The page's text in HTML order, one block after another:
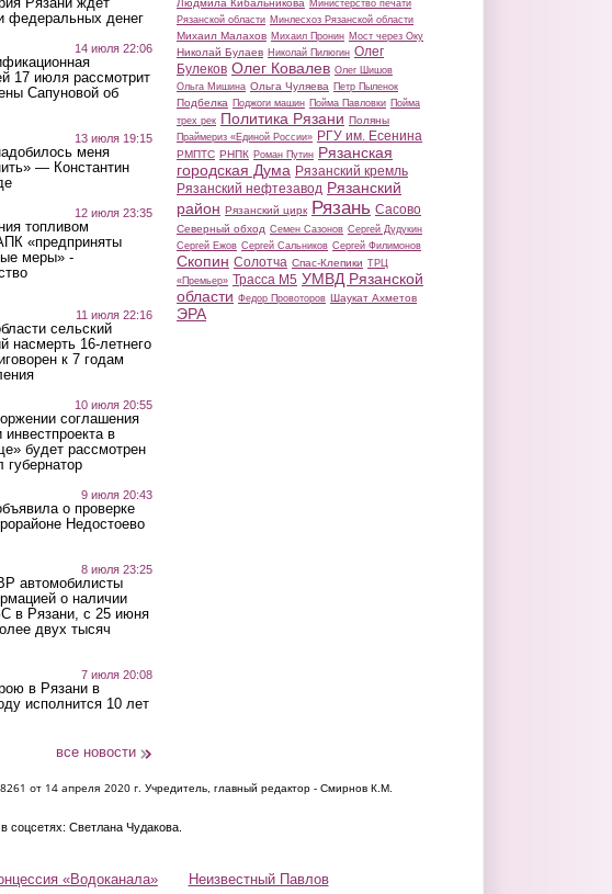
федеральных денег
14 июля 22:06
17 июля рассмотрит
Сапуновой об
13 июля 19:15
меня
— Константин
12 июля 23:35
топливом
«предприняты
меры» -
11 июля 22:16
сельский
насмерть 16-летнего
к 7 годам
10 июля 20:55
соглашения
в
будет рассмотрен
губернатор
9 июля 20:43
о проверке
Недостоево
8 июля 23:25
автомобилисты
о наличии
в Рязани, с 25 июня
двух тысяч
7 июля 20:08
в Рязани в
исполнится 10 лет
все новости
Людмила Кибальникова Министерство печати
Рязанской области Минлесхоз Рязанской области
Михаил Малахов Михаил Пронин Мост через Оку
Николай Булаев Николай Пилюгин Олег
Булеков Олег Ковалев Олег Шишов
Ольга Мишина Ольга Чуляева Петр Пыленок
Подбелка Поджоги машин Пойма Павловки Пойма
трех рек Политика Рязани Поляны
Праймериз «Единой России» РГУ им. Есенина
РМПТС РНПК Роман Путин Рязанская
городская Дума Рязанский кремль
Рязанский нефтезавод Рязанский
район Рязанский цирк Рязань Сасово
Северный обход Семен Сазонов Сергей Дудукин
Сергей Ежов Сергей Сальников Сергей Филимонов
Скопин Солотча Спас-Клепики ТРЦ
«Премьер» Трасса М5 УМВД Рязанской
области Федор Провоторов Шаукат Ахметов
ЭРА
1 от 14 апреля 2020 г. Учредитель, главный редактор - Смирнов К.М.
соцсетях: Светлана Чудакова.
«Водоканала» Неизвестный Павлов